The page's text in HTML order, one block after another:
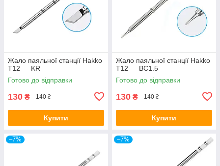
Жало паяльної станції Hakko
T12 — KR
Готово до відправки
130 ₴ 140 ₴
Купити
Жало паяльної станції Hakko
T12 — BC1.5
Готово до відправки
130 ₴ 140 ₴
Купити
–7% –7%